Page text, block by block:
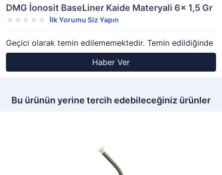
DMG İonosit BaseLiner Kaide Materyali 6x 1,5 Gr
İlk Yorumu Siz Yapın
Geçici olarak temin edilememektedir. Temin edildiğinde
Haber Ver
Bu ürünün yerine tercih edebileceğiniz ürünler